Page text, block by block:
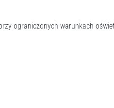
ograniczonych warunkach